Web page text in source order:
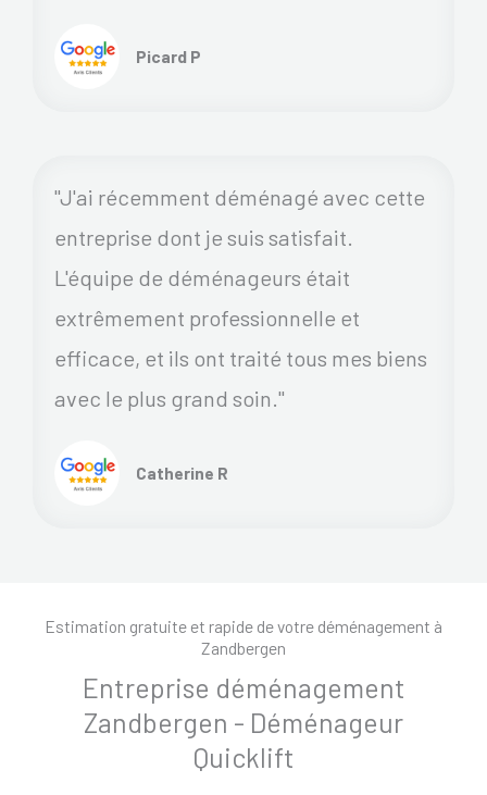
Picard P
"J'ai récemment déménagé avec cette
entreprise dont je suis satisfait.
L'équipe de déménageurs était
extrêmement professionnelle et
efficace, et ils ont traité tous mes biens
avec le plus grand soin."
Catherine R
Estimation gratuite et rapide de votre déménagement à
Zandbergen
Entreprise déménagement
Zandbergen - Déménageur
Quicklift